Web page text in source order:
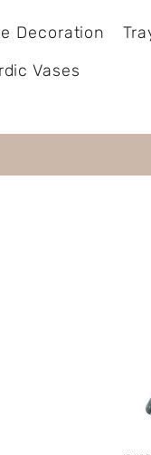
Decoration
Vases